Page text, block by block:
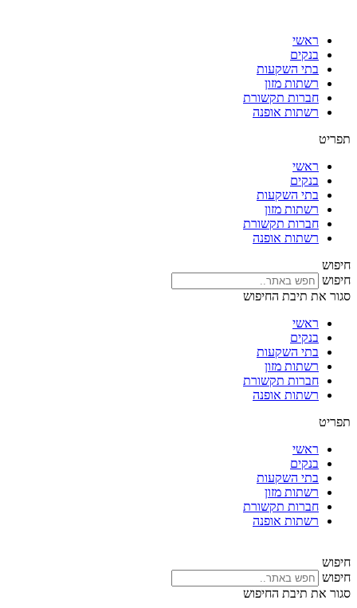
ראשי
בנקים
בתי השקעות
רשתות מזון
חברות תקשורת
רשתות אופנה
תפריט
ראשי
בנקים
בתי השקעות
רשתות מזון
חברות תקשורת
רשתות אופנה
חיפוש
חיפוש
סגור את תיבת החיפוש
ראשי
בנקים
בתי השקעות
רשתות מזון
חברות תקשורת
רשתות אופנה
תפריט
ראשי
בנקים
בתי השקעות
רשתות מזון
חברות תקשורת
רשתות אופנה
חיפוש
חיפוש
סגור את תיבת החיפוש